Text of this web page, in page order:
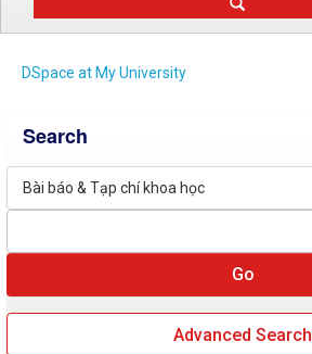
DSpace at My University
Search
Advanced Search